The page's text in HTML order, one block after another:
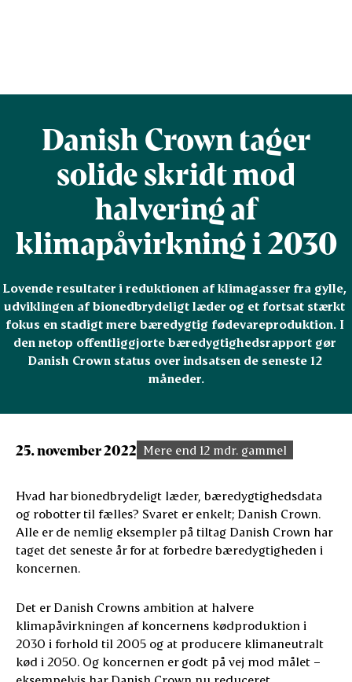
Danish Crown tager
solide skridt mod
halvering af
klimapåvirkning i 2030
Lovende resultater i reduktionen af klimagasser fra gylle,
udviklingen af bionedbrydeligt læder og et fortsat stærkt
fokus en stadigt mere bæredygtig fødevareproduktion. I
den netop offentliggjorte bæredygtighedsrapport gør
Danish Crown status over indsatsen de seneste 12
måneder.
25. november 2022 Mere end 12 mdr. gammel
Hvad har bionedbrydeligt læder, bæredygtighedsdata
og robotter til fælles? Svaret er enkelt; Danish Crown.
Alle er de nemlig eksempler på tiltag Danish Crown har
taget det seneste år for at forbedre bæredygtigheden i
koncernen.
Det er Danish Crowns ambition at halvere
klimapåvirkningen af koncernens kødproduktion i
2030 i forhold til 2005 og at producere klimaneutralt
kød i 2050. Og koncernen er godt på vej mod målet –